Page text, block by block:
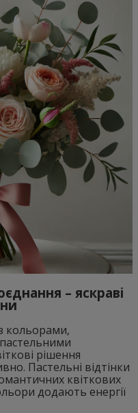
– яскраві
кольорами,
рішення
Пастельні відтінки
квіткових
додають енергії